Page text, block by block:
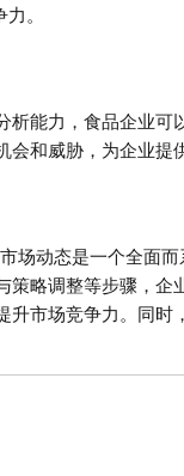
。
能力，食品企业
和威胁，为企业提
场动态是一个全面
略调整等步骤，
市场竞争力。同